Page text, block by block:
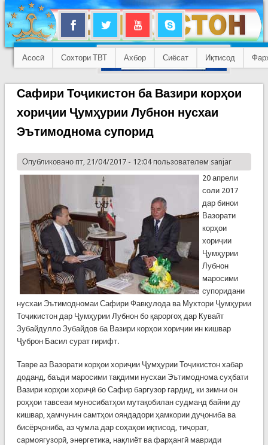
Асосӣ Сохтори ТВТ Ахбор Сиёсат Иқтисод
Сафири Тоҷикистон ба Вазири корҳои
хориҷии Ҷумҳурии Лубнон нусхаи
Эътимоднома супорид
Опубликовано пт, 21/04/2017 - 12:04 пользователем sanjar
20 апрели
соли 2017
дар бинои
Вазорати
корҳои
хориҷии
Ҷумҳурии
Лубнон
маросими
супоридани
нусхаи Эътимодномаи Сафири Фавқулода ва Мухтори Ҷумҳурии
Тоҷикистон дар Ҷумҳурии Лубнон бо қароргоҳ дар Кувайт
Зубайдулло Зубайдов ба Вазири корҳои хориҷии ин кишвар
Ҷуброн Басил сурат гирифт.
Тавре аз Вазорати корҳои хориҷии Ҷумҳурии Тоҷикистон хабар
доданд, баъди маросими тақдими нусхаи Эътимоднома суҳбати
Вазири корҳои хориҷӣ бо Сафир баргузор гардид, ки зимни он
роҳҳои тавсеаи муносибатҳои мутақобилан судманд байни ду
кишвар, ҳамчунин самтҳои ояндадори ҳамкории дуҷониба ва
бисёрҷониба, аз ҷумла дар соҳаҳои иқтисод, тиҷорат,
сармоягузорӣ, энергетика, нақлиёт ва фарҳангӣ мавриди